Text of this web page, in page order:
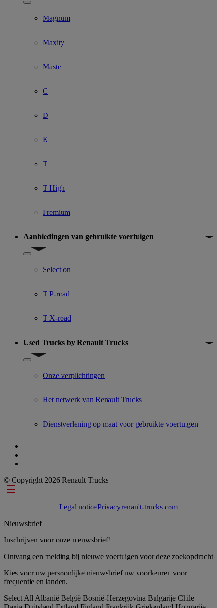
Show submenu for Model
Magnum
Maxity
Master
C
D
K
T
T High
Premium
Aanbiedingen van gebruikte voertuigen
Show submenu for Aanbiedingen van gebruikte voertuigen
Selection
T P-road
T X-road
Used Trucks by Renault Trucks
Show submenu for Used Trucks by Renault Trucks
Onze verplichtingen
Het netwerk van Renault Trucks
Dienstverlening op maat voor gebruikte voertuigen
© Copyright 2026 Renault Trucks
Footer links
Legal noticePrivacyrenault-trucks.com
Nieuwsbrief
Inschrijven voor onze nieuwsbrief!
Ontvang een melding bij nieuwe voertuigen voor deze zoekopdracht
Kies voor uw persoonlijke nieuwsbrief uw voorkeuren voor
frequentie en landen.
Select All Albanië België Bosnië-Herzegovina Bulgarije Chile